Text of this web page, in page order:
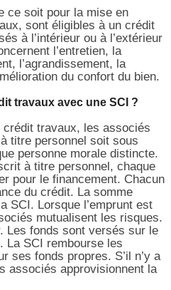
ce soit pour la mise en
sont éligibles à un crédit
à l’intérieur ou à l’extérieur
l’entretien, la
l’agrandissement, la
du confort du bien.
travaux avec une SCI ?
crédit travaux, les associés
titre personnel soit sous
personne morale distincte.
à titre personnel, chaque
pour le financement. Chacun
du crédit. La somme
SCI. Lorsque l’emprunt est
mutualisent les risques.
Les fonds sont versés sur le
La SCI rembourse les
ses fonds propres. S’il n’y a
associés approvisionnent la